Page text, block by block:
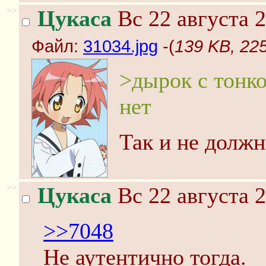
>> Цукаса Вс 22 августа
Файл: 31034.jpg -(139 KB,
>дырок с
нет
Так и не
>> Цукаса Вс 22 августа
>>7048
Не аутентично тогда.